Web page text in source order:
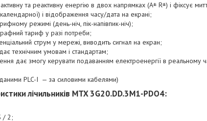
та реактивну енергію в двох напрямках (А± R±) і фіксує
і відображення часу/дата на екрані;
режимі (день-ніч, пік-напівпик-ніч);
тариф у разі потреби;
струм у мережі, виводить сигнал на екран;
технічним умовам і стандартам;
дає змогу керувати подаванням електроенергії в реальному
PLC-І — за силовими кабелями)
лічильників MTX 3G20.DD.3M1-PDO4:
/ 2;